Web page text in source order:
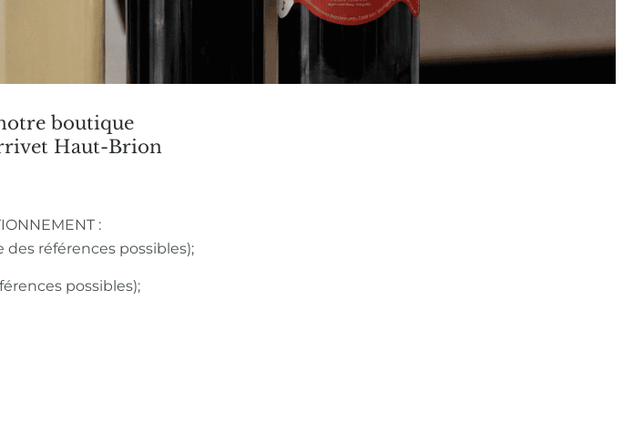
boutique
Haut-Brion
:
références possibles);
possibles);